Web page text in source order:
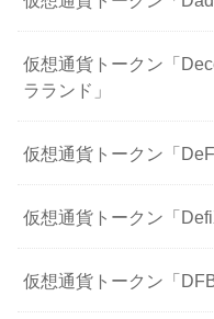
仮想通貨トークン「
ラランド」
仮想通貨トークン「
仮想通貨トークン「
仮想通貨トークン「